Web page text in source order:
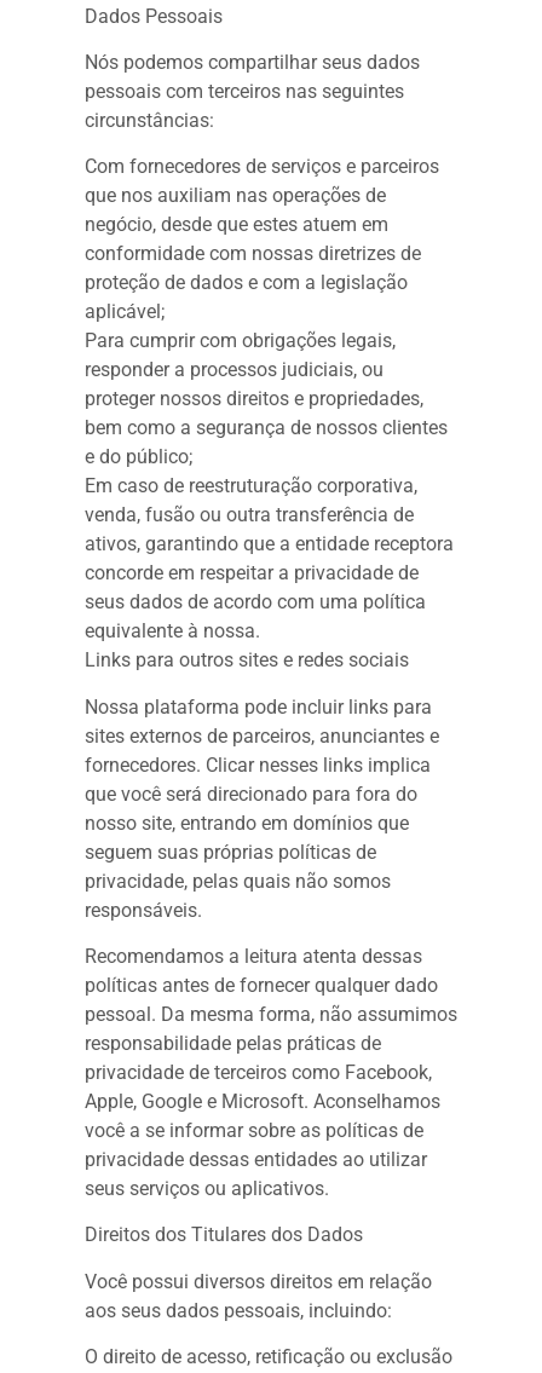
Dados Pessoais
Nós podemos compartilhar seus dados
pessoais com terceiros nas seguintes
circunstâncias:
Com fornecedores de serviços e parceiros
que nos auxiliam nas operações de
negócio, desde que estes atuem em
conformidade com nossas diretrizes de
proteção de dados e com a legislação
aplicável;
Para cumprir com obrigações legais,
responder a processos judiciais, ou
proteger nossos direitos e propriedades,
bem como a segurança de nossos clientes
e do público;
Em caso de reestruturação corporativa,
venda, fusão ou outra transferência de
ativos, garantindo que a entidade receptora
concorde em respeitar a privacidade de
seus dados de acordo com uma política
equivalente à nossa.
Links para outros sites e redes sociais
Nossa plataforma pode incluir links para
sites externos de parceiros, anunciantes e
fornecedores. Clicar nesses links implica
que você será direcionado para fora do
nosso site, entrando em domínios que
seguem suas próprias políticas de
privacidade, pelas quais não somos
responsáveis.
Recomendamos a leitura atenta dessas
políticas antes de fornecer qualquer dado
pessoal. Da mesma forma, não assumimos
responsabilidade pelas práticas de
privacidade de terceiros como Facebook,
Apple, Google e Microsoft. Aconselhamos
você a se informar sobre as políticas de
privacidade dessas entidades ao utilizar
seus serviços ou aplicativos.
Direitos dos Titulares dos Dados
Você possui diversos direitos em relação
aos seus dados pessoais, incluindo:
O direito de acesso, retificação ou exclusão